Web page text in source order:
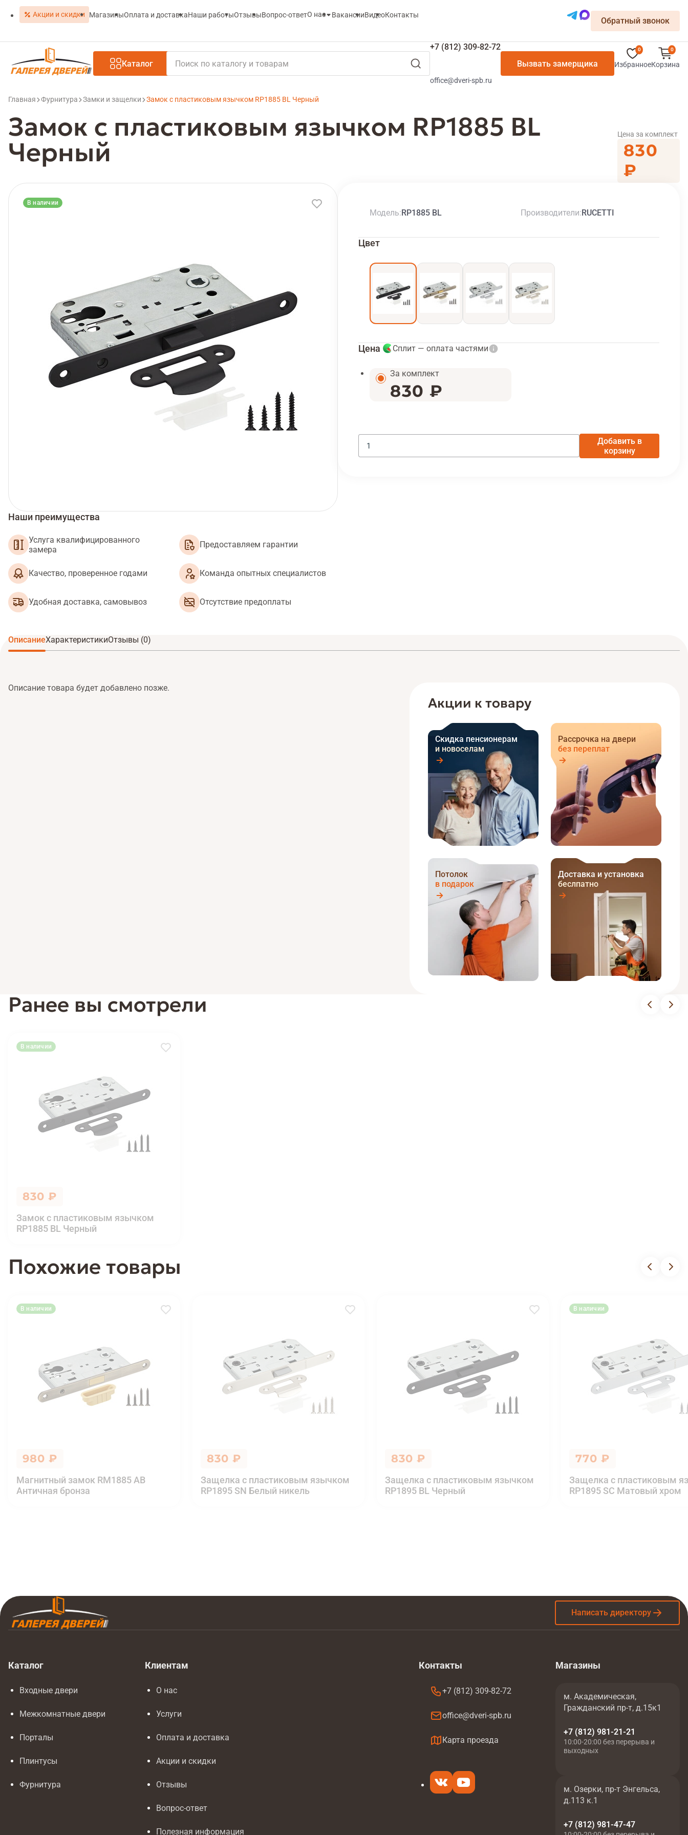
Акции и скидки МагазиныОплата и доставкаНаши работыОтзывыВопрос-ответО нас ВакансииВидеоКонтакты
Обратный звонок
Каталог
+7 (812) 309-82-72
office@dveri-spb.ru
Вызвать замерщика
0
Избранное
0
Корзина
Главная Фурнитура Замки и защелки Замок с пластиковым язычком RP1885 BL Черный
Замок с пластиковым язычком RP1885 BL
Черный
Цена за комплект
830
₽
В наличии
Наши преимущества
Услуга квалифицированного
замера
Предоставляем гарантии
Качество, проверенное годами Команда опытных специалистов
Удобная доставка, самовывоз Отсутствие предоплаты
Модель RP1885 BL Производители RUCETTI
Цвет
Цена Сплит — оплата частями
За комплект
830 ₽
Добавить в
корзину
ОписаниеХарактеристикиОтзывы (0)
Описание товара будет добавлено позже.
Акции к товару
Скидка пенсионерам
и новоселам
Рассрочка на двери
без переплат
Потолок
в подарок
Доставка и установка
беслпатно
Ранее вы смотрели
В наличии
830 ₽
Замок с пластиковым язычком
RP1885 BL Черный
Похожие товары
В наличии
980 ₽
Магнитный замок RM1885 AB
Античная бронза
830 ₽
Защелка с пластиковым язычком
RP1895 SN Белый никель
830 ₽
Защелка с пластиковым язычком
RP1895 BL Черный
В наличии
770 ₽
Защелка с пластиковым
RP1895 SC Матовый хром
Написать директору
Каталог
Входные двери
Межкомнатные двери
Порталы
Плинтусы
Фурнитура
Клиентам
О нас
Услуги
Оплата и доставка
Акции и скидки
Отзывы
Вопрос-ответ
Полезная информация
Контакты
+7 (812) 309-82-72
office@dveri-spb.ru
Карта проезда
Магазины
м. Академическая,
Гражданский пр-т, д.15к1
+7 (812) 981-21-21
10:00-20:00 без перерыва и
выходных
м. Озерки, пр-т Энгельса,
д.113 к.1
+7 (812) 981-47-47